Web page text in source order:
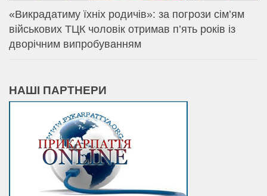
«Викрадатиму їхніх родичів»: за погрози сім’ям
військових ТЦК чоловік отримав п’ять років із
дворічним випробуванням
НАШІ ПАРТНЕРИ